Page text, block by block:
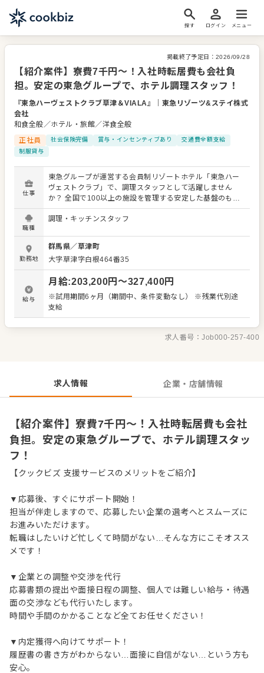
探す ログイン メニュー
掲載終了予定日： 2026/09/28
【紹介案件】寮費7千円～！入社時転居費も会社負
担。安定の東急グループで、ホテル調理スタッフ！
『東急ハーヴェストクラブ草津＆VIALA』
東急リゾーツ&ステイ株式
会社
和食全般／ホテル・旅館／洋食全般
正社員
社会保険完備 賞与・インセンティブあり
交通費全額支給
制服貸与
仕事
東急グループが運営する会員制リゾートホテル「東急ハー
ヴェストクラブ」で、調理スタッフとして活躍しません
か？ 全国で100以上の施設を管理する安定した基盤のも
と、あなたの力を発揮してください。 あなたには、フレン
チや和会席、ブッフェ、ベーカリーといった様々なレスト
セントラルキッチンに頼ることなく、その土地や地域なら
ではの食材を活かした料理を提供。 ライブキッチンや料理
イベントを通じてお客様と直接会話する機会も豊富です。
料理長がメニューを考えますが、アイデアを出すことも可
能。彩り豊かな料理や焼きたてパンで、お客様に心地よい
空間を演出しましょう。 ＜おすすめポイント＞ 寮費は月
7,000円〜12,000円と格安です。全国転勤の場合、家賃は
残業は20時間程度と少なめ。転勤の有無が選択でき、オン
職種
調理・キッチンスタッフ
勤務地
群馬県／草津町
大字草津字白根464番35
給与
月給:203,200円〜327,400円
※試用期間6ヶ月（期間中、条件変動なし） ※残業代別途
支給
求人番号：Job000-257-400
求人情報 企業・店舗情報
【紹介案件】寮費7千円～！入社時転居費も会社
負担。安定の東急グループで、ホテル調理スタッ
フ！
【クックビズ 支援サービスのメリットをご紹介】
▼応募後、すぐにサポート開始！
担当が伴走しますので、応募したい企業の選考へとスムーズに
お進みいただけます。
転職はしたいけど忙しくて時間がない…そんな方にこそオスス
メです！
▼企業との調整や交渉を代行
応募書類の提出や面接日程の調整、個人では難しい給与・待遇
面の交渉なども代行いたします。
時間や手間のかかることなど全てお任せください！
▼内定獲得へ向けてサポート！
履歴書の書き方がわからない…面接に自信がない…という方も
安心。